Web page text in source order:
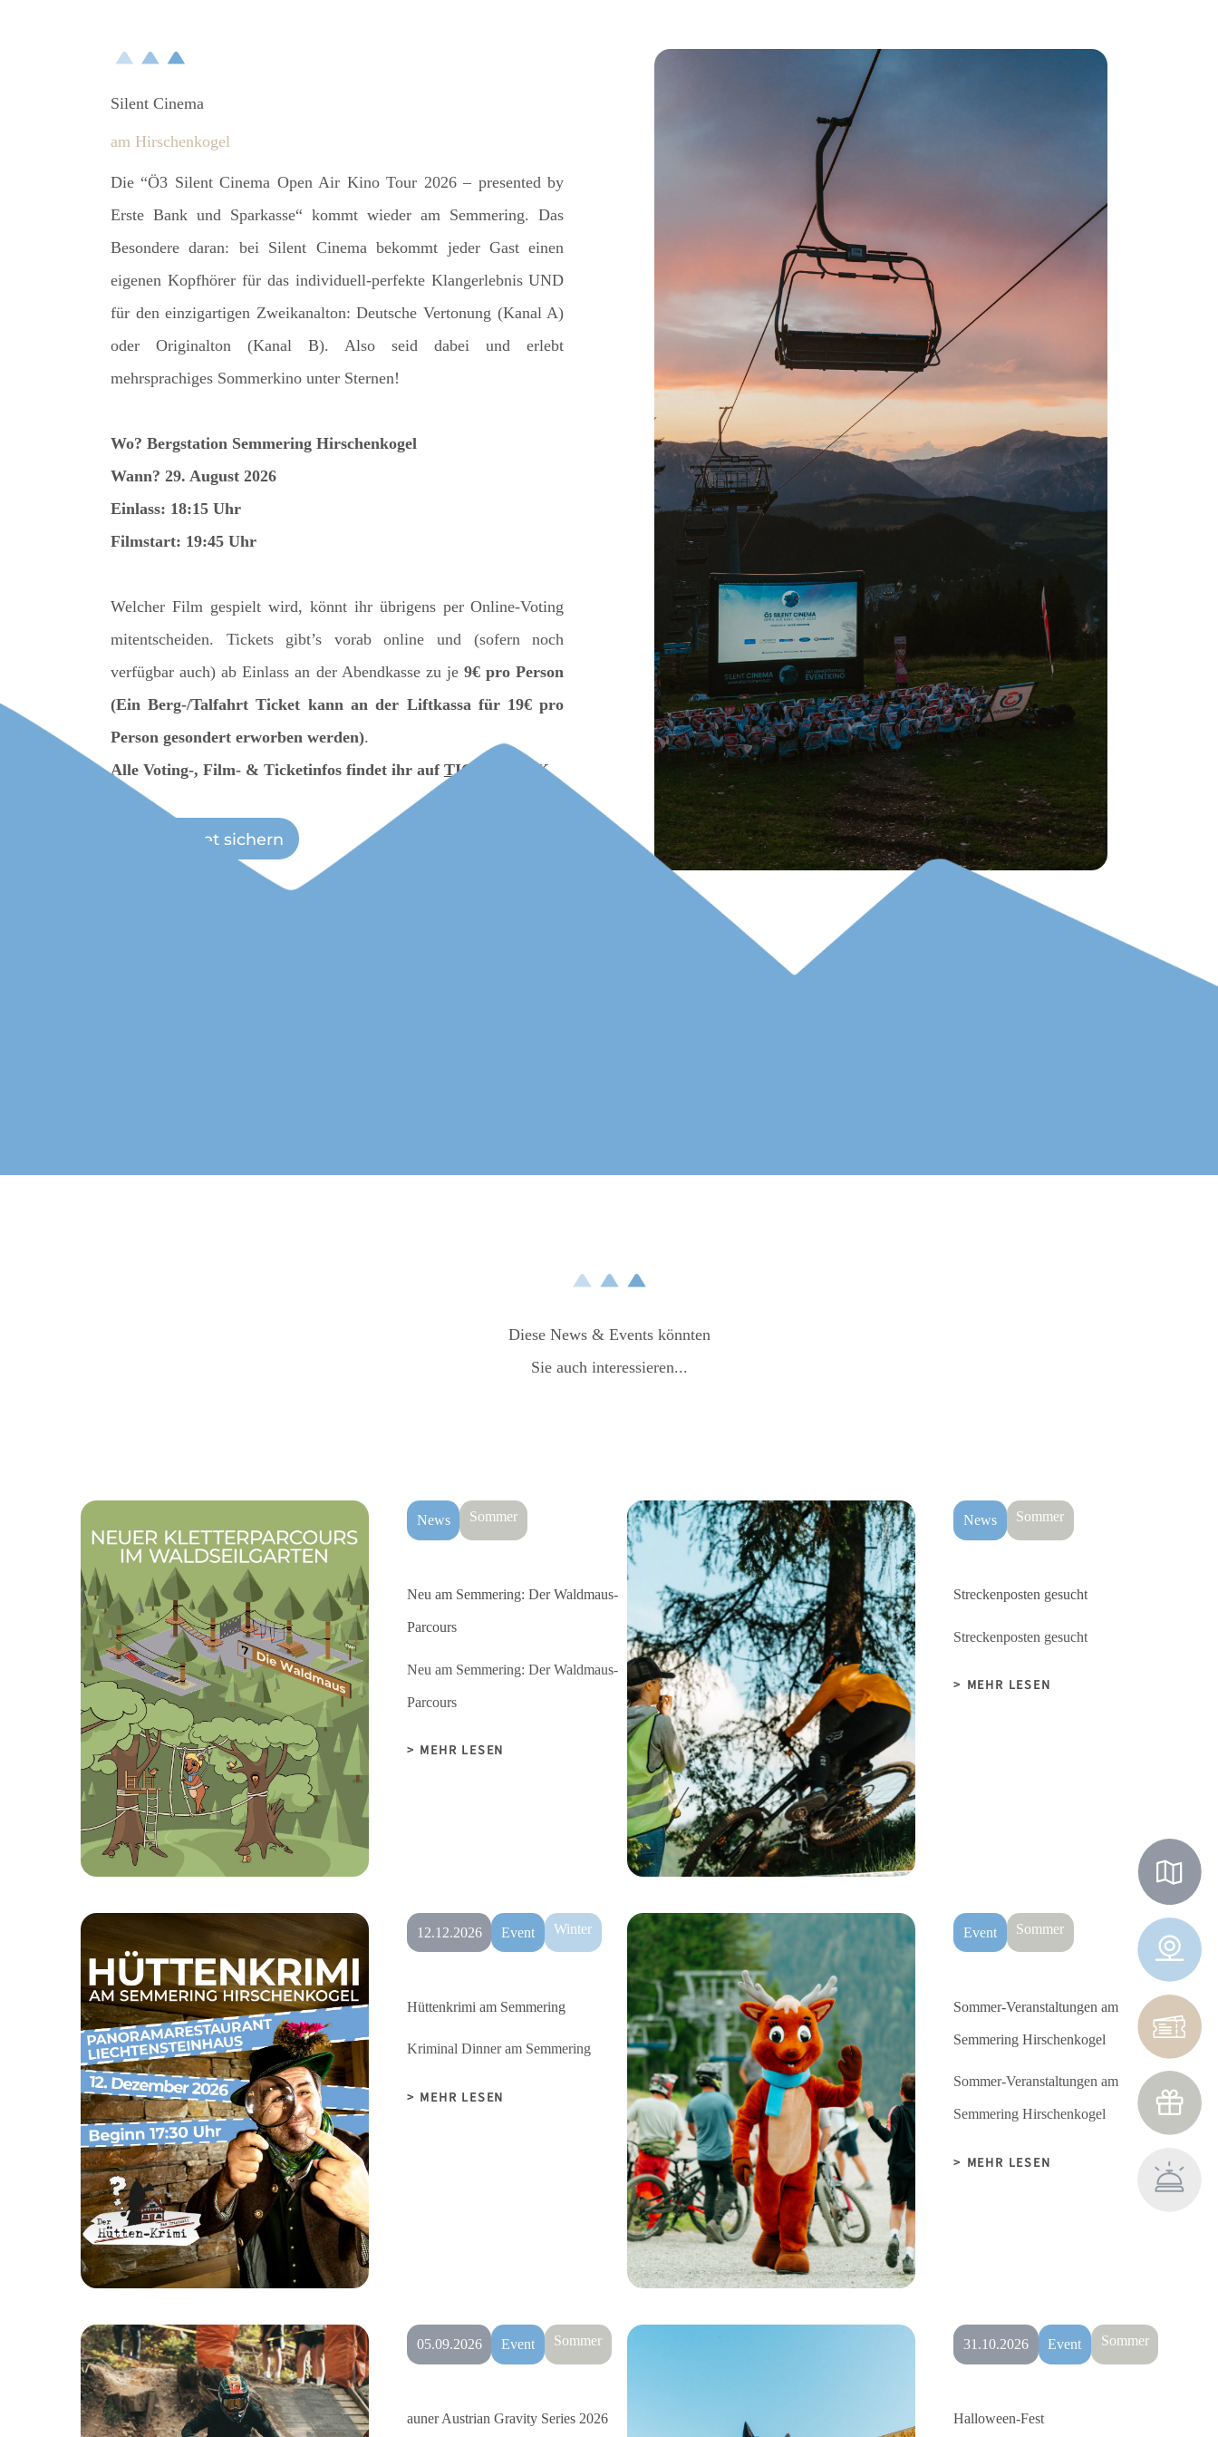
Silent Cinema
am Hirschenkogel
Die “Ö3 Silent Cinema Open Air Kino Tour 2026 – presented by
Erste Bank und Sparkasse“ kommt wieder am Semmering. Das
Besondere daran: bei Silent Cinema bekommt jeder Gast einen
eigenen Kopfhörer für das individuell-perfekte Klangerlebnis UND
für den einzigartigen Zweikanalton: Deutsche Vertonung (Kanal A)
oder Originalton (Kanal B). Also seid dabei und erlebt
mehrsprachiges Sommerkino unter Sternen!
Wo? Bergstation Semmering Hirschenkogel
Wann? 29. August 2026
Einlass: 18:15 Uhr
Filmstart: 19:45 Uhr
Welcher Film gespielt wird, könnt ihr übrigens per Online-Voting
mitentscheiden. Tickets gibt’s vorab online und (sofern noch
verfügbar auch) ab Einlass an der Abendkasse zu je9€ pro Person
(Ein Berg-/Talfahrt Ticket kann an der Liftkassa für 19€ pro
Person gesondert erworben werden).
Alle Voting-, Film- & Ticketinfos findet ihr auf TICKETLINK
Jetzt Ticket sichern
Diese News & Events könnten
Sie auch interessieren...
News Sommer
Neu am Semmering: Der Waldmaus-
Parcours
Neu am Semmering: Der Waldmaus-
Parcours
MEHR LESEN
News Sommer
Streckenposten gesucht
Streckenposten gesucht
MEHR LESEN
12.12.2026 Event Winter
Hüttenkrimi am Semmering
Kriminal Dinner am Semmering
MEHR LESEN
Event Sommer
Sommer-Veranstaltungen am
Semmering Hirschenkogel
Sommer-Veranstaltungen am
Semmering Hirschenkogel
MEHR LESEN
05.09.2026 Event Sommer
auner Austrian Gravity Series 2026
31.10.2026 Event Sommer
Halloween-Fest